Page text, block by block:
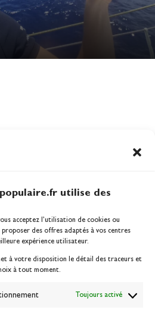
utilise des
acceptez l’utilisation de cookies ou
des offres adaptés à vos centres
expérience utilisateur.
à votre disposition le détail des traceurs et
à tout moment.
Toujours activé
plan d'eau des
2028
média